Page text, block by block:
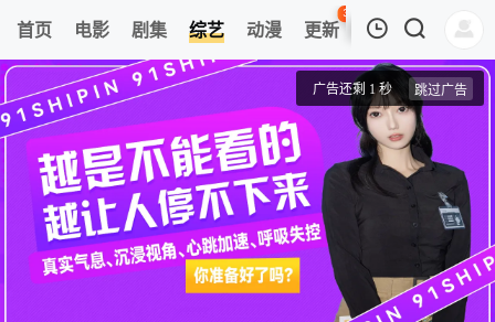
首页 电影 剧集 综艺 动漫 更新
36
热榜 APP
我的观影记录
20260805(宿舍不熄灯)
我们的宿舍·归心季
清空